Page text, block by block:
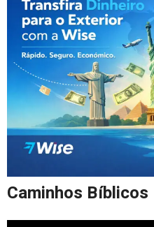
Caminhos Bíblicos